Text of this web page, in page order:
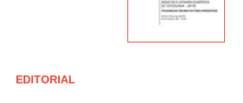
EDITORIAL